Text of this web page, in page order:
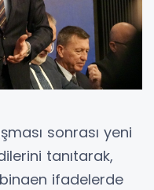
sonrası yeni
tanıtarak,
ifadelerde